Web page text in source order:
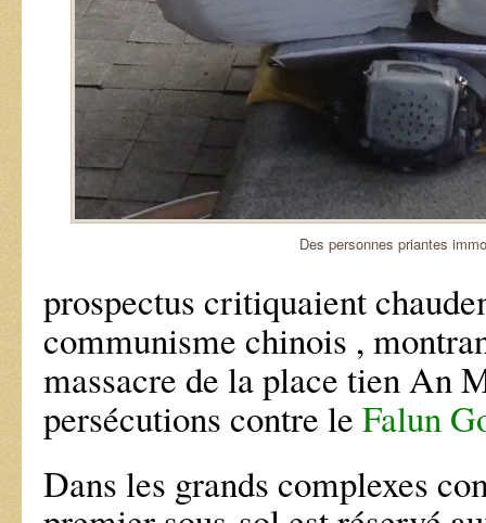
Des personnes priantes
prospectus critiquaient
communisme chinois ,
massacre de la place tien An
persécutions contre le Falun
Dans les grands complexes